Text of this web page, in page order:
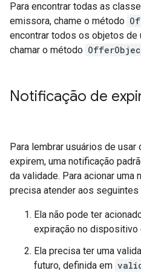
Para encontrar todas as
emissora, chame o método
encontrar todos os objetos
chamar o método
Notificação de
Para lembrar usuários de
expirem, uma notificação
da validade. Para acionar uma
precisa atender aos seguintes
Ela não pode ter
expiração no dispositivo
Ela precisa ter uma
futuro, definida em